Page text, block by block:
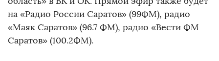
на «Радио России Саратов» (99ФМ), радио
«Маяк Саратов» (96.7 ФМ), радио «Вести ФМ
Саратов» (100.2ФМ).